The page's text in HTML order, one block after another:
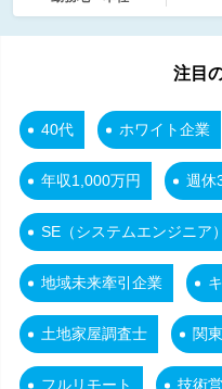
注目
40代 ホワイト企業
年収1,000万円 週休
SE（システムエンジニア）
地域未来牽引企業
土地家屋調査士 関東
フルリモート 技術